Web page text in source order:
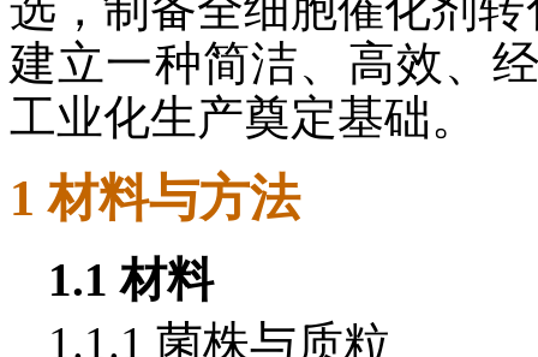
建立一种简洁、高效、
工业化生产奠定基础。
1 材料与方法
1.1 材料
1.1.1 菌株与质粒